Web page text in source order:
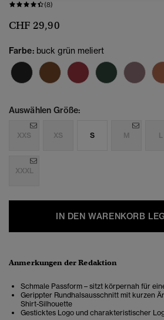
(8)
CHF 29,90
Farbe: buck grün meliert
Auswählen Größe:
XXS XS S M L
XXXL
IN DEN WARENKORB
Anmerkungen der Redaktion
Schmale Passform – sitzt körpernah für
Gerippter Rundhalsausschnitt mit kurzen
Shirt-Silhouette
Gesticktes Logo und charakteristischer